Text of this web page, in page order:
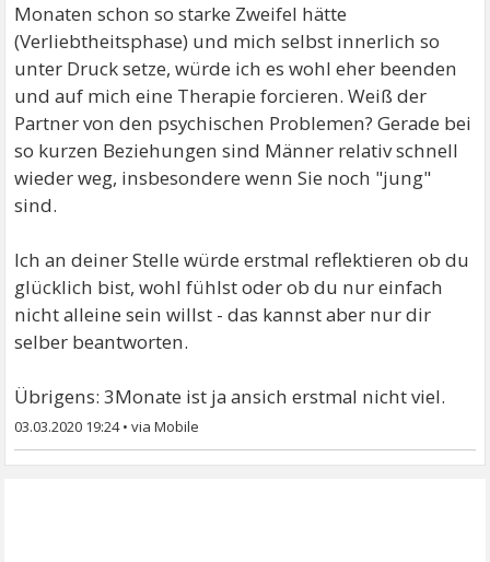
Monaten schon so starke Zweifel hätte
(Verliebtheitsphase) und mich selbst innerlich so
unter Druck setze, würde ich es wohl eher beenden
und auf mich eine Therapie forcieren. Weiß der
Partner von den psychischen Problemen? Gerade bei
so kurzen Beziehungen sind Männer relativ schnell
wieder weg, insbesondere wenn Sie noch "jung"
sind.
Ich an deiner Stelle würde erstmal reflektieren ob du
glücklich bist, wohl fühlst oder ob du nur einfach
nicht alleine sein willst - das kannst aber nur dir
selber beantworten.
Übrigens: 3Monate ist ja ansich erstmal nicht viel.
03.03.2020 19:24•